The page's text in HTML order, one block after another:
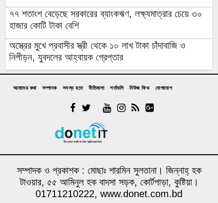
৭৭ শতাংশ বেড়েছে সরকারের ব্যাংকঋণ, লক্ষ্যমাত্রার চেয়ে ৩০
হাজার কোটি টাকা বেশি
অস্ত্রের মুখে প্রবাসীর স্ত্রী থেকে ১০ লাখ টাকা চাঁদাবাজি ও
নিপীড়ন, যুবদলের আহ্বায়ক গ্রেপ্তার
চাঁদপুরের মাদকসেবী ভাতিজাকে তুলে আনতে গিয়ে চাচাকে পিটিয়ে
হত্যা”সড়ক অবরোধ
অর্থাভাবে বন্ধ চিকিৎসার পথ,দুরারোগ্য রোগে আক্রান্ত মজিবর
আত্রাইয়ে নানা আয়োজনে গণঅভ্যুত্থান দিবস পালন
শান্তা ফারজানাসহ ৬ জন গ্রেপ্তার
মারা গেছেন ‘গজনি’ খ্যাত অভিনেতা প্রদীপ রাওয়াত
আমাদের কথা সম্পাদক সদস্য হতে নীতিমালা শর্তাবলি নিউজ ফিড যোগাযোগ
সম্পাদক ও প্রকাশক : মোছাঃ শারমিন সুলতানা। জিন্নাহ্ হক
টাওয়ার, ৫৫ আমিনুল হক বাদসা সড়ক, কোর্টপাড়া, কুষ্টিয়া।
01711210222, www.donet.com.bd